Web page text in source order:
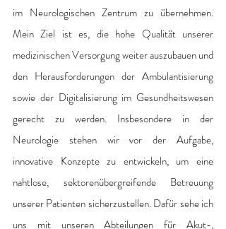
im Neurologischen Zentrum zu übernehmen.
Mein Ziel ist es, die hohe Qualität unserer
medizinischen Versorgung weiter auszubauen und
den Herausforderungen der Ambulantisierung
sowie der Digitalisierung im Gesundheitswesen
gerecht zu werden. Insbesondere in der
Neurologie stehen wir vor der Aufgabe,
innovative Konzepte zu entwickeln, um eine
nahtlose, sektorenübergreifende Betreuung
unserer Patienten sicherzustellen. Dafür sehe ich
uns mit unseren Abteilungen für Akut-,